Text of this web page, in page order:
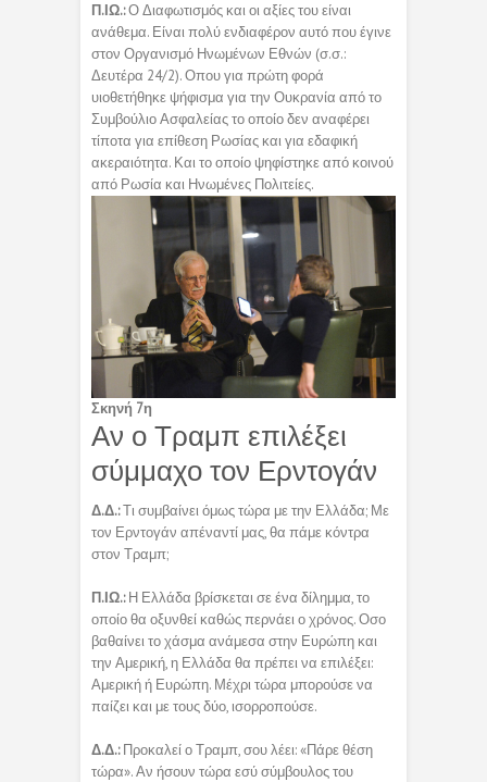
Π.ΙΩ.:Ο Διαφωτισμός και οι αξίες του είναι
ανάθεμα. Είναι πολύ ενδιαφέρον αυτό που έγινε
στον Οργανισμό Ηνωμένων Εθνών (σ.σ.:
Δευτέρα 24/2). Οπου για πρώτη φορά
υιοθετήθηκε ψήφισμα για την Ουκρανία από το
Συμβούλιο Ασφαλείας το οποίο δεν αναφέρει
τίποτα για επίθεση Ρωσίας και για εδαφική
ακεραιότητα. Και το οποίο ψηφίστηκε από κοινού
από Ρωσία και Ηνωμένες Πολιτείες.
Σκηνή 7η
Αν ο Τραμπ επιλέξει
σύμμαχο τον Ερντογάν
Δ.Δ.:Τι συμβαίνει όμως τώρα με την Ελλάδα; Με
τον Ερντογάν απέναντί μας, θα πάμε κόντρα
στον Τραμπ;
Π.ΙΩ.:Η Ελλάδα βρίσκεται σε ένα δίλημμα, το
οποίο θα οξυνθεί καθώς περνάει ο χρόνος. Οσο
βαθαίνει το χάσμα ανάμεσα στην Ευρώπη και
την Αμερική, η Ελλάδα θα πρέπει να επιλέξει:
Αμερική ή Ευρώπη. Μέχρι τώρα μπορούσε να
παίζει και με τους δύο, ισορροπούσε.
Δ.Δ.:Προκαλεί ο Τραμπ, σου λέει: «Πάρε θέση
τώρα». Αν ήσουν τώρα εσύ σύμβουλος του